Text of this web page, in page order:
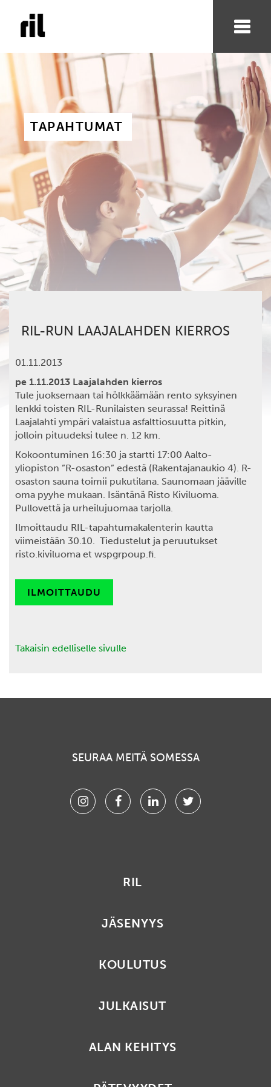
TAPAHTUMAT
RIL-RUN LAAJALAHDEN KIERROS
01.11.2013
pe 1.11.2013 Laajalahden kierros
Tule juoksemaan tai hölkkäämään rento syksyinen
lenkki toisten RIL-Runilaisten seurassa! Reittinä
Laajalahti ympäri valaistua asfalttiosuutta pitkin,
jolloin pituudeksi tulee n. 12 km.
Kokoontuminen 16:30 ja startti 17:00 Aalto-
yliopiston ”R-osaston” edestä (Rakentajanaukio 4). R-
osaston sauna toimii pukutilana. Saunomaan jääville
oma pyyhe mukaan. Isäntänä Risto Kiviluoma.
Pullovettä ja urheilujuomaa tarjolla.
Ilmoittaudu RIL-tapahtumakalenterin kautta
viimeistään 30.10. Tiedustelut ja peruutukset
risto.kiviluoma et wspgrpoup.fi.
ILMOITTAUDU
Takaisin edelliselle sivulle
SEURAA MEITÄ SOMESSA
InstagramFacebookLinkedinTwitter
RIL
JÄSENYYS
KOULUTUS
JULKAISUT
ALAN KEHITYS